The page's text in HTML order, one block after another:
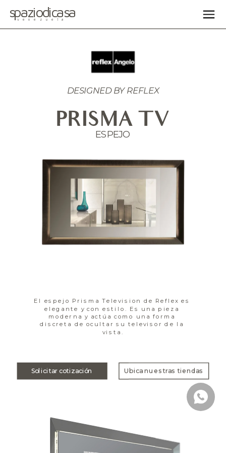
Ubica nuestras tiendas
Solicitar cotización
DESIGNED BY REFLEX
PRISMA TV
ESPEJO
El espejo Prisma Television de Reflex es
elegante y con estilo. Es una pieza
moderna y actúa como una forma
discreta de ocultar su televisor de la
vista.
spaziodicasa
venezuela